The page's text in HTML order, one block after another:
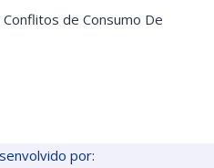
de Consumo De
por: